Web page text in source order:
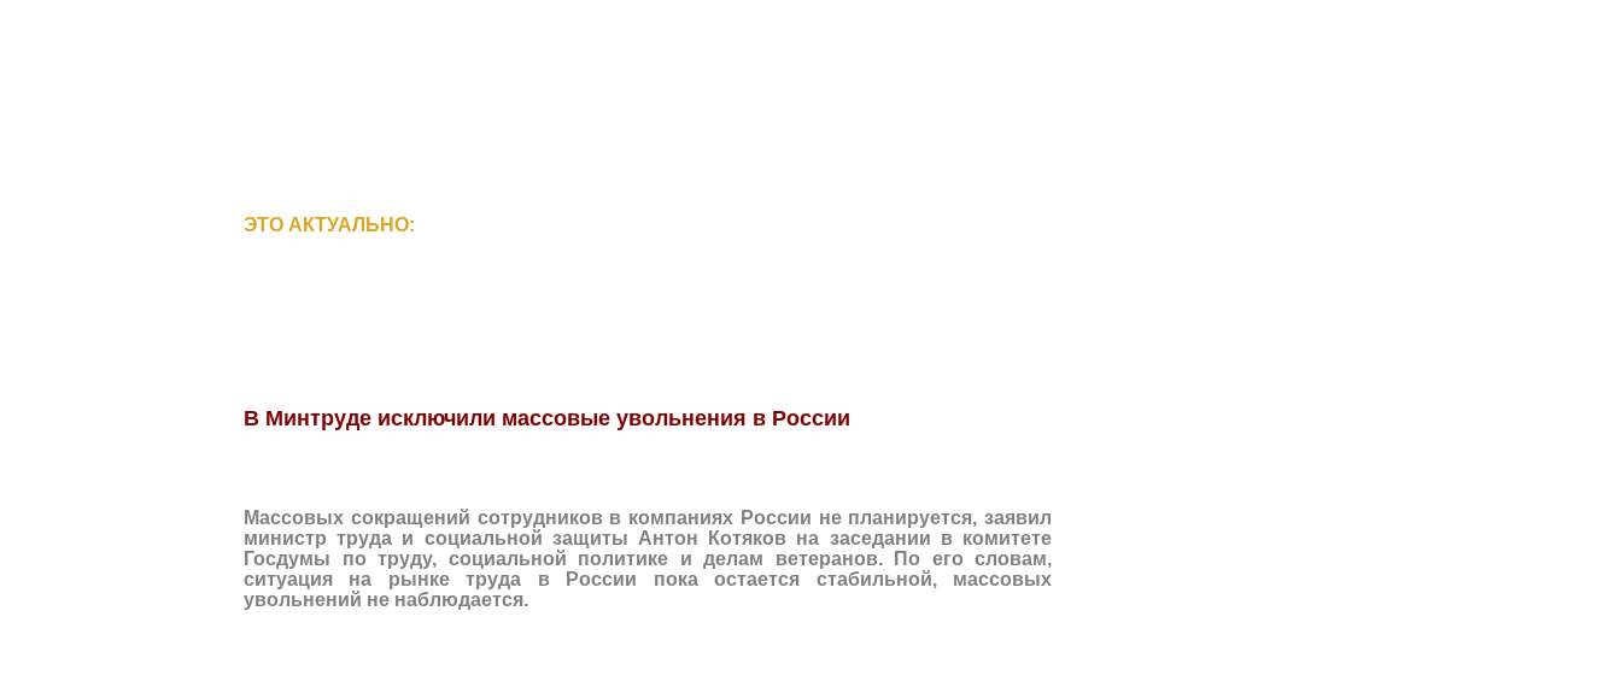
ЭТО АКТУАЛЬНО:
В Минтруде исключили массовые увольнения в России
Массовых сокращений сотрудников в компаниях России не планируется, заявил
министр труда и социальной защиты Антон Котяков на заседании в комитете
Госдумы по труду, социальной политике и делам ветеранов. По его словам,
ситуация на рынке труда в России пока остается стабильной, массовых
увольнений не наблюдается.